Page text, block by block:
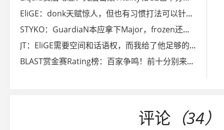
EliGE：donk天赋惊人，但也有习惯打法可以针对破解
STYKO：GuardiaN本应拿下Major，frozen还年轻有机会
JT：EliGE需要空间和话语权，而我给了他足够的空间
BLAST赏金赛Rating榜：百家争鸣！前十分别来自不同队伍
评论 （34）